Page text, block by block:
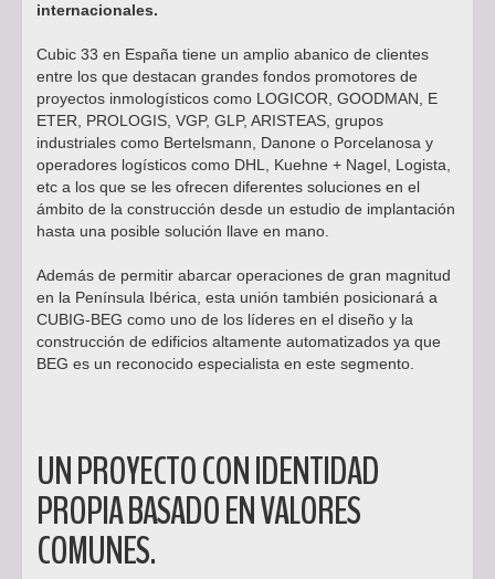
internacionales.
Cubic 33 en España tiene un amplio abanico de clientes
entre los que destacan grandes fondos promotores de
proyectos inmologísticos como LOGICOR, GOODMAN, E
ETER, PROLOGIS, VGP, GLP, ARISTEAS, grupos
industriales como Bertelsmann, Danone o Porcelanosa y
operadores logísticos como DHL, Kuehne + Nagel, Logista,
etc a los que se les ofrecen diferentes soluciones en el
ámbito de la construcción desde un estudio de implantación
hasta una posible solución llave en mano.
Además de permitir abarcar operaciones de gran magnitud
en la Península Ibérica, esta unión también posicionará a
CUBIG-BEG como uno de los líderes en el diseño y la
construcción de edificios altamente automatizados ya que
BEG es un reconocido especialista en este segmento.
UN PROYECTO CON IDENTIDAD
PROPIA BASADO EN VALORES
COMUNES.